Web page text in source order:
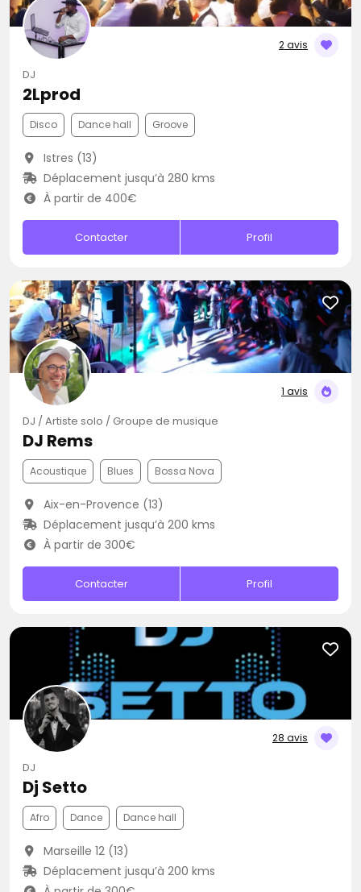
2 avis
DJ
2Lprod
Disco Dance hall Groove
Istres (13)
Déplacement jusqu’à 280 kms
À partir de 400€
Contacter Profil
1 avis
DJ / Artiste solo / Groupe de musique
DJ Rems
Acoustique Blues Bossa Nova
Aix-en-Provence (13)
Déplacement jusqu’à 200 kms
À partir de 300€
Contacter Profil
28 avis
DJ
Dj Setto
Afro Dance Dance hall
Marseille 12 (13)
Déplacement jusqu’à 200 kms